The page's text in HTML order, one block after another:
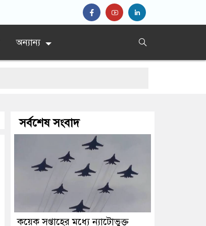
অন্যান্য
সর্বশেষ সংবাদ
কয়েক সপ্তাহের মধ্যে ন্যাটোভুক্ত